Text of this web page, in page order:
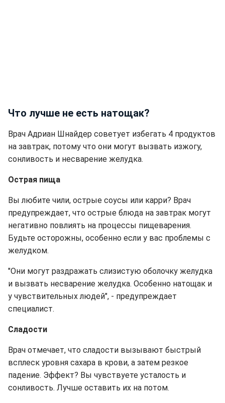
Что лучше не есть натощак?
Врач Адриан Шнайдер советует избегать 4 продуктов
на завтрак, потому что они могут вызвать изжогу,
сонливость и несварение желудка.
Острая пища
Вы любите чили, острые соусы или карри? Врач
предупреждает, что острые блюда на завтрак могут
негативно повлиять на процессы пищеварения.
Будьте осторожны, особенно если у вас проблемы с
желудком.
"Они могут раздражать слизистую оболочку желудка
и вызвать несварение желудка. Особенно натощак и
у чувствительных людей", - предупреждает
специалист.
Сладости
Врач отмечает, что сладости вызывают быстрый
всплеск уровня сахара в крови, а затем резкое
падение. Эффект? Вы чувствуете усталость и
сонливость. Лучше оставить их на потом.